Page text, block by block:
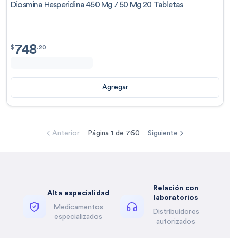
Diosmina Hesperidina 450 Mg / 50 Mg 20 Tabletas
$748.20
$748.20
Agregar
Anterior Página 1 de 760 Siguiente
Alta especialidad
Medicamentos
especializados
Relación con
laboratorios
Distribuidores
autorizados